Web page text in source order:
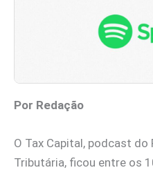
Por Redação
O Tax Capital, podcast
Tributária, ficou entre os